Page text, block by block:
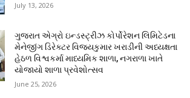
July 13, 2026
ગુજરાત એગ્રો ઇન્ડસ્ટ્રીઝ કોર્પોરેશન લિમિટેડના
મેનેજીંગ ડિરેક્ટર વિજયકુમાર ખરાડીની અધ્યક્ષતા
હેઠળ વિશ્વકર્મા માધ્યમિક શાળા, નગરાળા ખાતે
યોજાયો શાળા પ્રવેશોત્સવ
June 25, 2026